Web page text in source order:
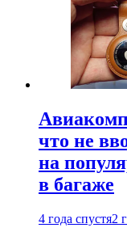
что не
на
в багаже
4 года спустя2